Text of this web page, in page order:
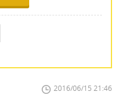
2016/06/15 21:46